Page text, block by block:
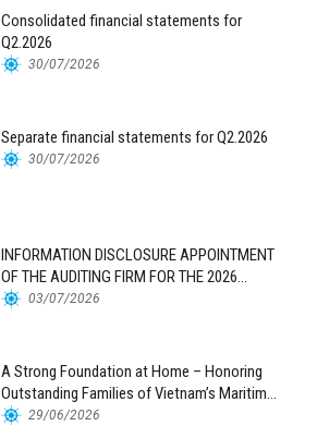
Consolidated financial statements for
Q2.2026
30/07/2026
Separate financial statements for Q2.2026
30/07/2026
INFORMATION DISCLOSURE APPOINTMENT
OF THE AUDITING FIRM FOR THE 2026
FINANCIAL STATEMENTS
03/07/2026
A Strong Foundation at Home – Honoring
Outstanding Families of Vietnam’s Maritime
Workforce
29/06/2026